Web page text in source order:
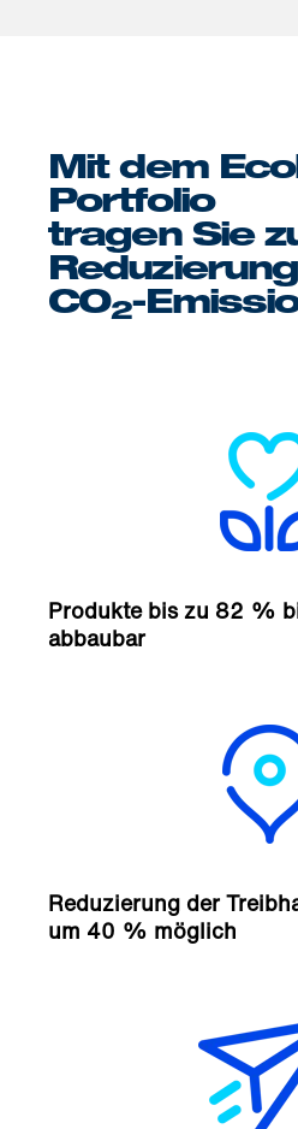
Mit dem
Portfolio
tragen Sie
CO2-
Produkte bis zu 82 %
abbaubar
Reduzierung der
um 40 % möglich